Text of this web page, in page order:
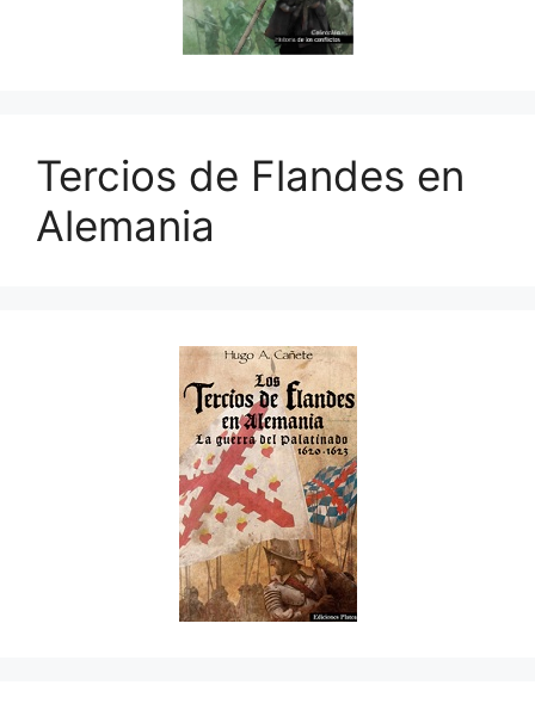
Tercios de Flandes en
Alemania